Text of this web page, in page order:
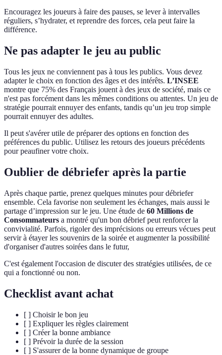
Encouragez les joueurs à faire des pauses, se lever à intervalles
réguliers, s’hydrater, et reprendre des forces, cela peut faire la
différence.
Ne pas adapter le jeu au public
Tous les jeux ne conviennent pas à tous les publics. Vous devez
adapter le choix en fonction des âges et des intérêts. L’INSEE
montre que 75% des Français jouent à des jeux de société, mais ce
n'est pas forcément dans les mêmes conditions ou attentes. Un jeu de
stratégie pourrait ennuyer des enfants, tandis qu’un jeu trop simple
pourrait ennuyer des adultes.
Il peut s'avérer utile de préparer des options en fonction des
préférences du public. Utilisez les retours des joueurs précédents
pour peaufiner votre choix.
Oublier de débriefer après la partie
Après chaque partie, prenez quelques minutes pour débriefer
ensemble. Cela favorise non seulement les échanges, mais aussi le
partage d’impression sur le jeu. Une étude de 60 Millions de
Consommateurs a montré qu'un bon débrief peut renforcer la
convivialité. Parfois, rigoler des imprécisions ou erreurs vécues peut
servir à étayer les souvenirs de la soirée et augmenter la possibilité
d'organiser d'autres soirées dans le futur,
C'est également l'occasion de discuter des stratégies utilisées, de ce
qui a fonctionné ou non.
Checklist avant achat
[ ] Choisir le bon jeu
[ ] Expliquer les règles clairement
[ ] Créer la bonne ambiance
[ ] Prévoir la durée de la session
[ ] S'assurer de la bonne dynamique de groupe